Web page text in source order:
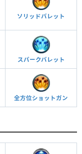
ソリッドバレット
スパークバレット
全方位ショットガン